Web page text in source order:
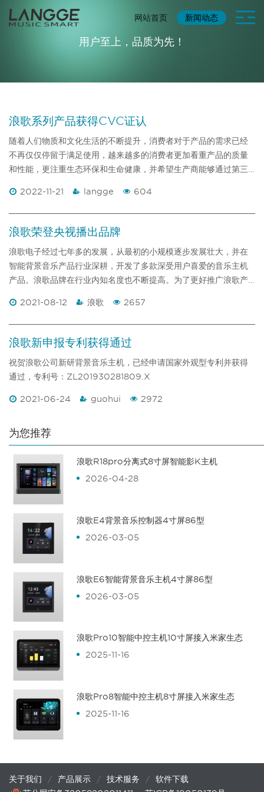
网站首页 新闻动态
用户至上，品质为先！
浪歌系列产品获得CVC证认
随着人们物质和文化生活的不断提升，消费者对于产品的需求已经
不再仅仅停留于满足使用，越来越多的消费者更加看重产品的质量
和性能，更注重生态环保和生命健康，并希望生产商能够通过第三
C标识的形式，表明产品符合相关的安全、性能、电磁兼容等产品质
量要求，并通过CVC威凯网站记录每一项通过认证的产品信息供买
家查询，提升买家信心，
2022-11-21 langge 604
浪歌荣登央视播出品牌
浪歌电子经过七年多的发展，从最初的小规模逐步发展壮大，并在
智能背景音乐产品行业深耕，开发了多款深受用户喜爱的音乐主机
产品。浪歌品牌在行业内知名度也不断提高。为了更好推广浪歌产
相信此后，浪歌品牌和产品推荐必将更上一个新台阶！
2021-08-12 浪歌 2657
浪歌新申报专利获得通过
祝贺浪歌公司新研背景音乐主机，已经申请国家外观型专利并获得
通过，专利号：ZL201930281809.X
2021-06-24 guohui 2972
为您推荐
浪歌R18pro分离式8寸屏智能影K主机
2026-04-28
浪歌E4背景音乐控制器4寸屏86型
2026-03-05
浪歌E6智能背景音乐主机4寸屏86型
2026-03-05
浪歌Pro10智能中控主机10寸屏接入米家生态
2025-11-16
浪歌Pro8智能中控主机8寸屏接入米家生态
2025-11-16
关于我们 产品展示 技术服务
软件下载